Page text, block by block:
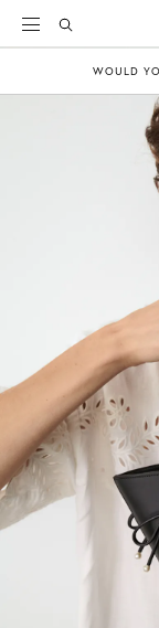
Open
Search
WOULD